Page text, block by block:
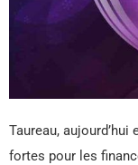
Taureau,
fortes pour les